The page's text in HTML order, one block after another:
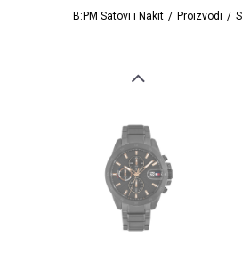
B:PM Satovi i Nakit Proizvodi